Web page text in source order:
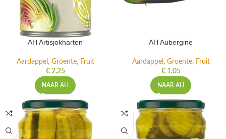
AH Artisjokharten
Aardappel, Groente, Fruit
€2,25
NAAR AH
AH Aubergine
Aardappel, Groente, Fruit
€1,05
NAAR AH